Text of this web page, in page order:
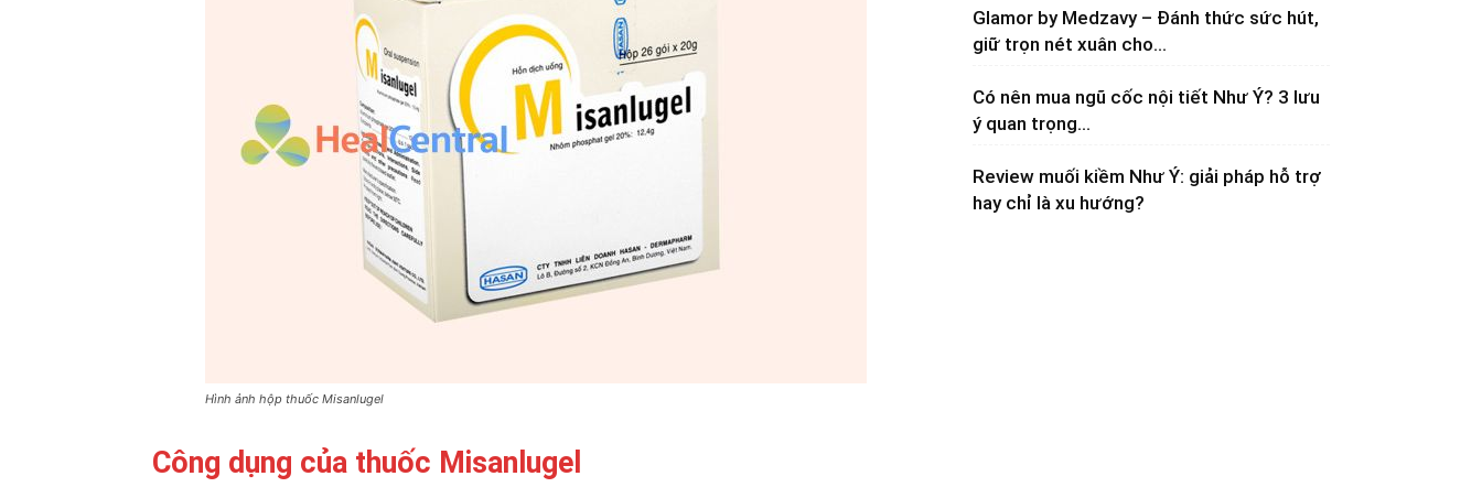
Hình ảnh hộp thuốc Misanlugel
Công dụng của thuốc Misanlugel
Glamor by Medzavy – Đánh thức sức hút,
giữ trọn nét xuân cho...
Có nên mua ngũ cốc nội tiết Như Ý? 3 lưu
ý quan trọng...
Review muối kiềm Như Ý: giải pháp hỗ trợ
hay chỉ là xu hướng?